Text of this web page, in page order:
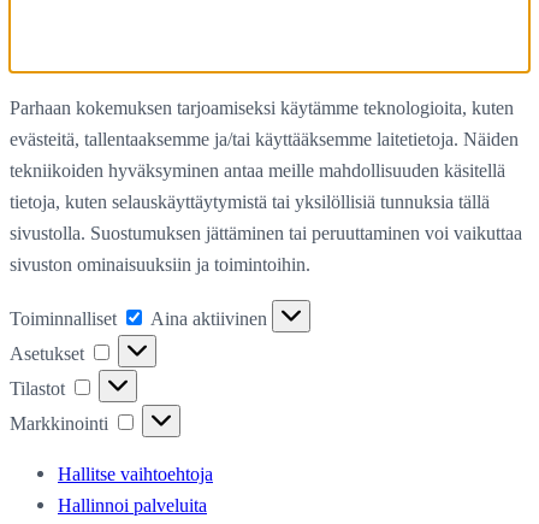
Parhaan kokemuksen tarjoamiseksi käytämme teknologioita, kuten
evästeitä, tallentaaksemme ja/tai käyttääksemme laitetietoja. Näiden
tekniikoiden hyväksyminen antaa meille mahdollisuuden käsitellä
tietoja, kuten selauskäyttäytymistä tai yksilöllisiä tunnuksia tällä
sivustolla. Suostumuksen jättäminen tai peruuttaminen voi vaikuttaa
sivuston ominaisuuksiin ja toimintoihin.
Toiminnalliset Toiminnalliset
Aina aktiivinen
Asetukset
Asetukset
Tilastot
Tilastot
Markkinointi
Markkinointi
Hallitse vaihtoehtoja
Hallinnoi palveluita